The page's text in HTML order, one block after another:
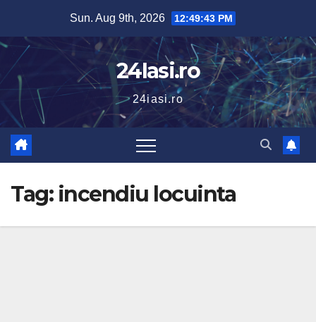
content
Sun. Aug 9th, 2026 12:49:44 PM
24Iasi.ro
24iasi.ro
Tag: incendiu locuinta